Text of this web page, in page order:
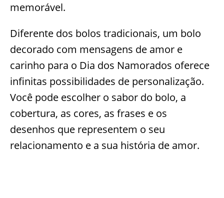
memorável.
Diferente dos bolos tradicionais, um bolo
decorado com mensagens de amor e
carinho para o Dia dos Namorados oferece
infinitas possibilidades de personalização.
Você pode escolher o sabor do bolo, a
cobertura, as cores, as frases e os
desenhos que representem o seu
relacionamento e a sua história de amor.